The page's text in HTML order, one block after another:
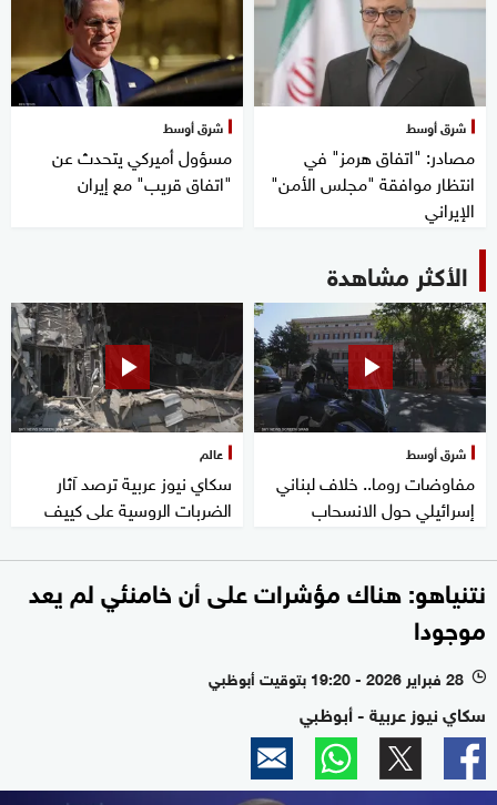
شرق أوسط
مصادر: "اتفاق هرمز" في
انتظار موافقة "مجلس الأمن"
الإيراني
شرق أوسط
مسؤول أميركي يتحدث عن
"اتفاق قريب" مع إيران
الأكثر مشاهدة
شرق أوسط
مفاوضات روما.. خلاف لبناني
إسرائيلي حول الانسحاب
عالم
سكاي نيوز عربية ترصد آثار
الضربات الروسية على كييف
نتنياهو: هناك مؤشرات على أن خامنئي لم يعد
موجودا
l 28 فبراير 2026 - 19:20 بتوقيت أبوظبي
سكاي نيوز عربية - أبوظبي